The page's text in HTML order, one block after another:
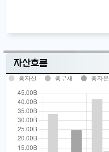
자산흐름
총자산 총부채 총자본